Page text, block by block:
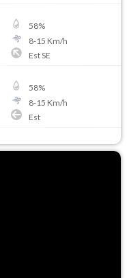
58%
8-15 Km/h
Est SE
58%
8-15 Km/h
Est